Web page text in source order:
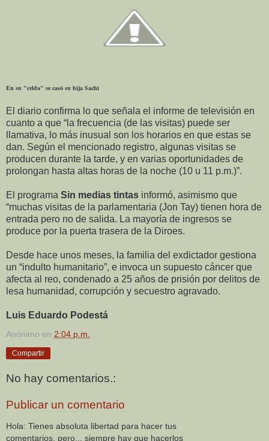
En su "celda" se casó su hija Sachi
El diario confirma lo que señala el informe de televisión en
cuanto a que “la frecuencia (de las visitas) puede ser
llamativa, lo más inusual son los horarios en que estas se
dan. Según el mencionado registro, algunas visitas se
producen durante la tarde, y en varias oportunidades de
prolongan hasta altas horas de la noche (10 u 11 p.m.)”.
El programa Sin medias tintas informó, asimismo que
“muchas visitas de la parlamentaria (Jon Tay) tienen hora de
entrada pero no de salida. La mayoría de ingresos se
produce por la puerta trasera de la Diroes.
Desde hace unos meses, la familia del exdictador gestiona
un “indulto humanitario”, e invoca un supuesto cáncer que
afecta al reo, condenado a 25 años de prisión por delitos de
lesa humanidad, corrupción y secuestro agravado.
Luis Eduardo Podestá
Anónimo en 2:04 p.m.
Compartir
No hay comentarios.:
Publicar un comentario
Hola: Tienes absoluta libertad para hacer tus
comentarios, pero... siempre hay que hacerlos